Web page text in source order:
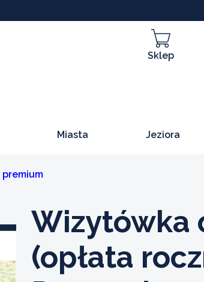
Sklep
Miasta Jeziora
premium
Wizytówka
(opłata